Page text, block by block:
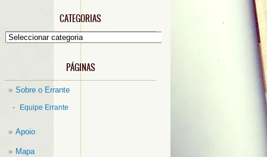
CATEGORIAS
Categorias
PÁGINAS
Sobre o Errante
Equipe Errante
Apoio
Mapa